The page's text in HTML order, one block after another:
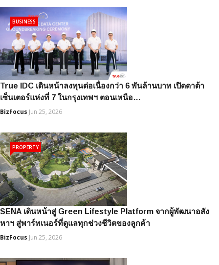
True IDC เดินหน้าลงทุนต่อเนื่องกว่า 6 พันล้านบาท เปิดดาต้า
เซ็นเตอร์แห่งที่ 7 ในกรุงเทพฯ ตอนเหนือ…
BizFocus Jun 25, 2026
BUSINESS
SENA เดินหน้าสู่ Green Lifestyle Platform จากผู้พัฒนาอสัง
หาฯ สู่พาร์ทเนอร์ที่ดูแลทุกช่วงชีวิตของลูกค้า
BizFocus Jun 25, 2026
PROPERTY